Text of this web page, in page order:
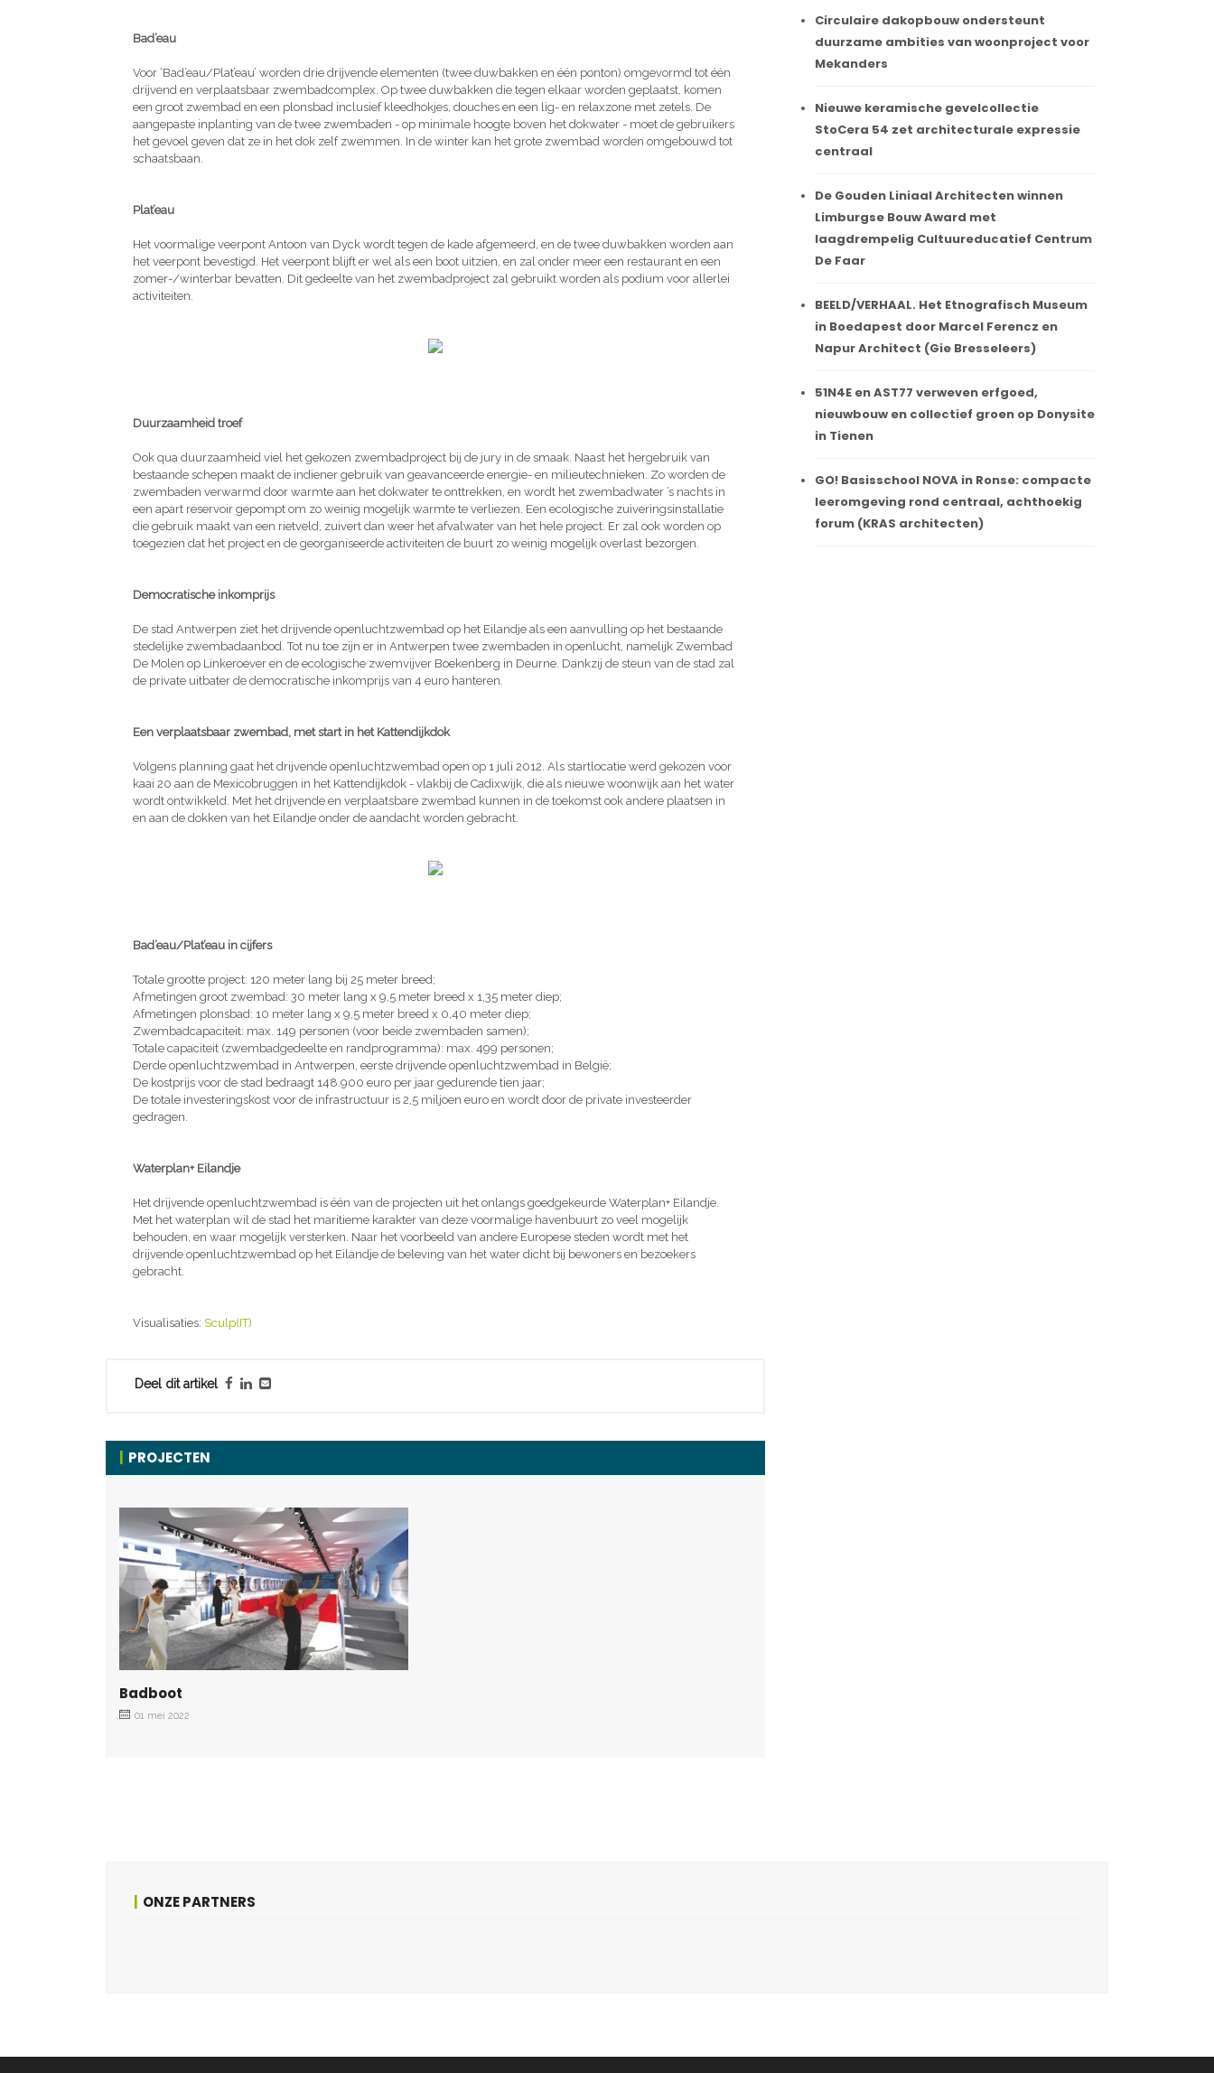
Bad’eau
Voor ‘Bad’eau/Plat’eau’ worden drie drijvende elementen (twee duwbakken en één ponton) omgevormd tot één
drijvend en verplaatsbaar zwembadcomplex. Op twee duwbakken die tegen elkaar worden geplaatst, komen
een groot zwembad en een plonsbad inclusief kleedhokjes, douches en een lig- en relaxzone met zetels. De
aangepaste inplanting van de twee zwembaden - op minimale hoogte boven het dokwater - moet de gebruikers
het gevoel geven dat ze in het dok zelf zwemmen. In de winter kan het grote zwembad worden omgebouwd tot
schaatsbaan.
Plat’eau
Het voormalige veerpont Antoon van Dyck wordt tegen de kade afgemeerd, en de twee duwbakken worden aan
het veerpont bevestigd. Het veerpont blijft er wel als een boot uitzien, en zal onder meer een restaurant en een
zomer-/winterbar bevatten. Dit gedeelte van het zwembadproject zal gebruikt worden als podium voor allerlei
activiteiten.
Duurzaamheid troef
Ook qua duurzaamheid viel het gekozen zwembadproject bij de jury in de smaak. Naast het hergebruik van
bestaande schepen maakt de indiener gebruik van geavanceerde energie- en milieutechnieken. Zo worden de
zwembaden verwarmd door warmte aan het dokwater te onttrekken, en wordt het zwembadwater ’s nachts in
een apart reservoir gepompt om zo weinig mogelijk warmte te verliezen. Een ecologische zuiveringsinstallatie
die gebruik maakt van een rietveld, zuivert dan weer het afvalwater van het hele project. Er zal ook worden op
toegezien dat het project en de georganiseerde activiteiten de buurt zo weinig mogelijk overlast bezorgen.
Democratische inkomprijs
De stad Antwerpen ziet het drijvende openluchtzwembad op het Eilandje als een aanvulling op het bestaande
stedelijke zwembadaanbod. Tot nu toe zijn er in Antwerpen twee zwembaden in openlucht, namelijk Zwembad
De Molen op Linkeroever en de ecologische zwemvijver Boekenberg in Deurne. Dankzij de steun van de stad zal
de private uitbater de democratische inkomprijs van 4 euro hanteren.
Een verplaatsbaar zwembad, met start in het Kattendijkdok
Volgens planning gaat het drijvende openluchtzwembad open op 1 juli 2012. Als startlocatie werd gekozen voor
kaai 20 aan de Mexicobruggen in het Kattendijkdok - vlakbij de Cadixwijk, die als nieuwe woonwijk aan het water
wordt ontwikkeld. Met het drijvende en verplaatsbare zwembad kunnen in de toekomst ook andere plaatsen in
en aan de dokken van het Eilandje onder de aandacht worden gebracht.
Bad’eau/Plat’eau in cijfers
Totale grootte project: 120 meter lang bij 25 meter breed;
Afmetingen groot zwembad: 30 meter lang x 9,5 meter breed x 1,35 meter diep;
Afmetingen plonsbad: 10 meter lang x 9,5 meter breed x 0,40 meter diep;
Zwembadcapaciteit: max. 149 personen (voor beide zwembaden samen);
Totale capaciteit (zwembadgedeelte en randprogramma): max. 499 personen;
Derde openluchtzwembad in Antwerpen, eerste drijvende openluchtzwembad in België;
De kostprijs voor de stad bedraagt 148.900 euro per jaar gedurende tien jaar;
De totale investeringskost voor de infrastructuur is 2,5 miljoen euro en wordt door de private investeerder
gedragen.
Waterplan+ Eilandje
Het drijvende openluchtzwembad is één van de projecten uit het onlangs goedgekeurde Waterplan+ Eilandje.
Met het waterplan wil de stad het maritieme karakter van deze voormalige havenbuurt zo veel mogelijk
behouden, en waar mogelijk versterken. Naar het voorbeeld van andere Europese steden wordt met het
drijvende openluchtzwembad op het Eilandje de beleving van het water dicht bij bewoners en bezoekers
gebracht.
Visualisaties: Sculp(IT)
Deel dit artikel
PROJECTEN
Badboot
01 mei 2022
Circulaire dakopbouw ondersteunt
duurzame ambities van woonproject voor
Mekanders
Nieuwe keramische gevelcollectie
StoCera 54 zet architecturale expressie
centraal
De Gouden Liniaal Architecten winnen
Limburgse Bouw Award met
laagdrempelig Cultuureducatief Centrum
De Faar
BEELD/VERHAAL. Het Etnografisch Museum
in Boedapest door Marcel Ferencz en
Napur Architect (Gie Bresseleers)
51N4E en AST77 verweven erfgoed,
nieuwbouw en collectief groen op Donysite
in Tienen
GO! Basisschool NOVA in Ronse: compacte
leeromgeving rond centraal, achthoekig
forum (KRAS architecten)
ONZE PARTNERS